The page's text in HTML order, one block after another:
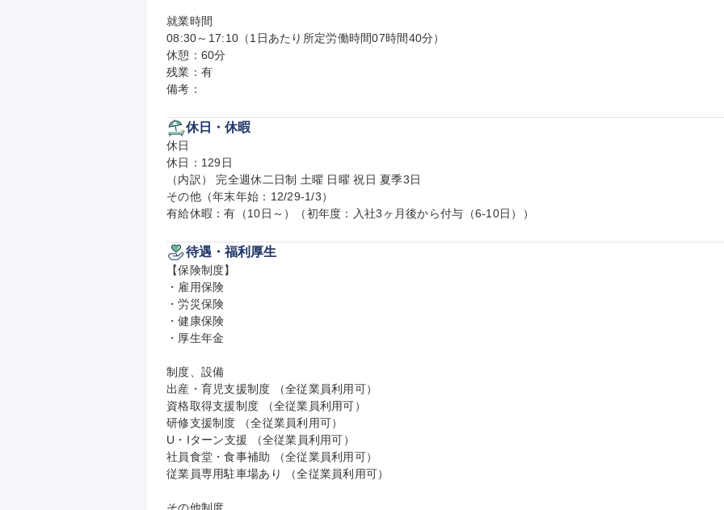
就業時間
08:30～17:10（1日あたり所定労働時間07時間40分）
休憩：60分
残業：有
備考：
休日・休暇
休日
休日：129日
（内訳） 完全週休二日制 土曜 日曜 祝日 夏季3日
その他（年末年始：12/29-1/3）
有給休暇：有（10日～）（初年度：入社3ヶ月後から付与（6-10日））
待遇・福利厚生
【保険制度】
・雇用保険
・労災保険
・健康保険
・厚生年金
制度、設備
出産・育児支援制度 （全従業員利用可）
資格取得支援制度 （全従業員利用可）
研修支援制度 （全従業員利用可）
U・Iターン支援 （全従業員利用可）
社員食堂・食事補助 （全従業員利用可）
従業員専用駐車場あり （全従業員利用可）